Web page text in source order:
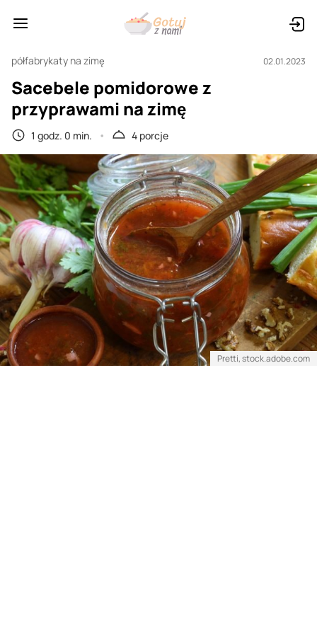
półfabrykaty na zimę 02.01.2023
Sacebele pomidorowe z
przyprawami na zimę
1 godz. 0 min. 4 porcje
Pretti, stock.adobe.com